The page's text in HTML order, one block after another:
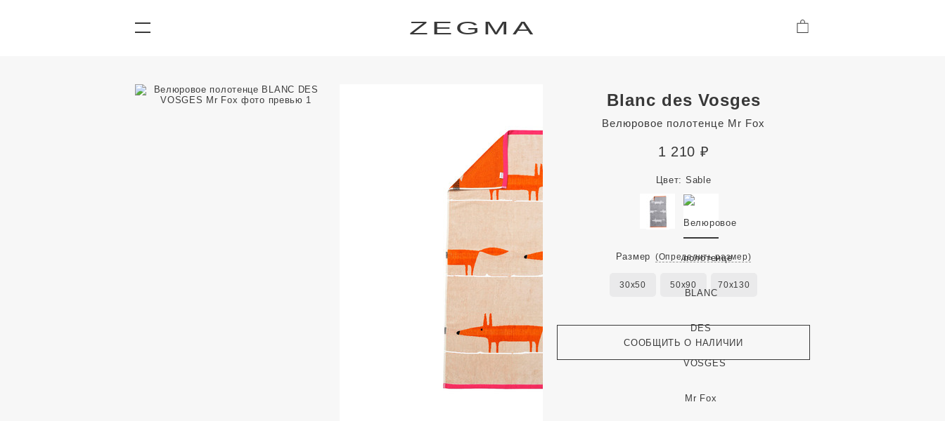
ZEGMA
Blanc des Vosges
Велюровое полотенце Mr Fox
1 210 ₽
Цвет: Sable
Размер (Определить размер)
30x50 50x90 70x130
СООБЩИТЬ О НАЛИЧИИ